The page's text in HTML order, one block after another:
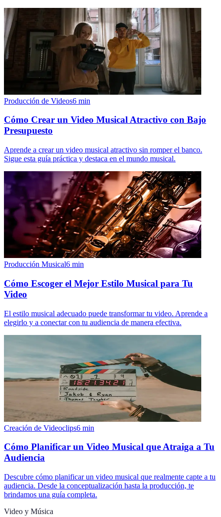
Producción de Videos6 min
Cómo Crear un Video Musical Atractivo con Bajo
Presupuesto
Aprende a crear un video musical atractivo sin romper el banco.
Sigue esta guía práctica y destaca en el mundo musical.
Producción Musical6 min
Cómo Escoger el Mejor Estilo Musical para Tu
Video
El estilo musical adecuado puede transformar tu video. Aprende a
elegirlo y a conectar con tu audiencia de manera efectiva.
Creación de Videoclips6 min
Cómo Planificar un Video Musical que Atraiga a Tu
Audiencia
Descubre cómo planificar un video musical que realmente capte a tu
audiencia. Desde la conceptualización hasta la producción, te
brindamos una guía completa.
Video y Música